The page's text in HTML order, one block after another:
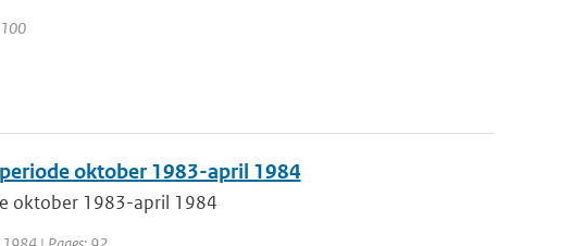
oktober 1983-april 1984
oktober 1983-april 1984